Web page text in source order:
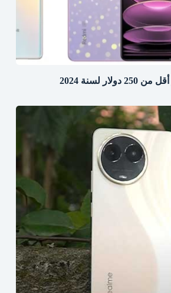
لسنة 2024